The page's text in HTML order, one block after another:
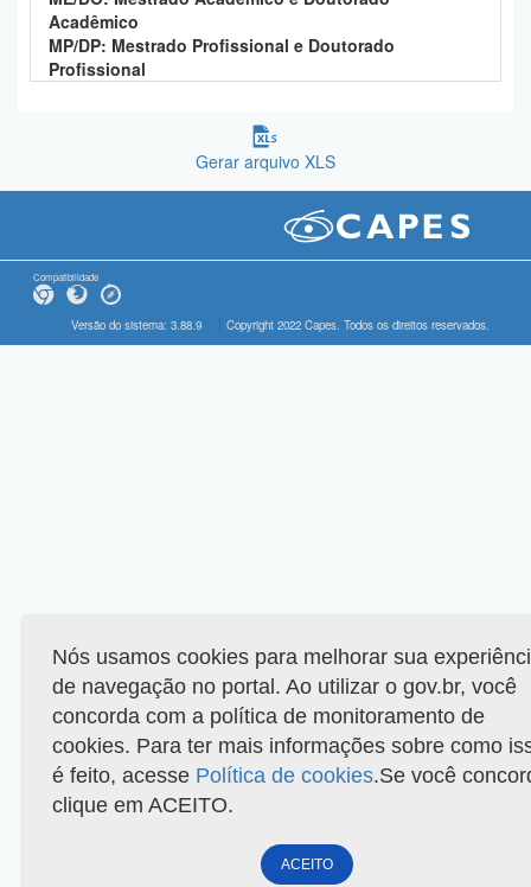
Acadêmico
MP/DP: Mestrado Profissional e Doutorado
Profissional
Gerar arquivo XLS
Compatibilidade
Versão do sistema: 3.88.9 Copyright 2022 Capes. Todos os direitos reservados.
Nós usamos cookies para melhorar sua
de navegação no portal. Ao utilizar o gov.br, você
concorda com a política de monitoramento de
cookies. Para ter mais informações sobre como
é feito, acesse Política de cookies.Se você
clique em ACEITO.
ACEITO